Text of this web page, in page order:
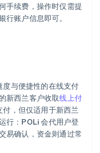
手续费，操作时仅需提
行账户信息即可。
与便捷性的在线支付
新西兰客户收取线上付
，但仅适用于新西兰
行：POLi 会代用户登
易确认，资金则通过常